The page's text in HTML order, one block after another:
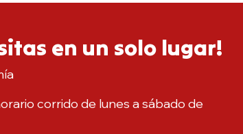
en un solo lugar!
corrido de lunes a sábado de